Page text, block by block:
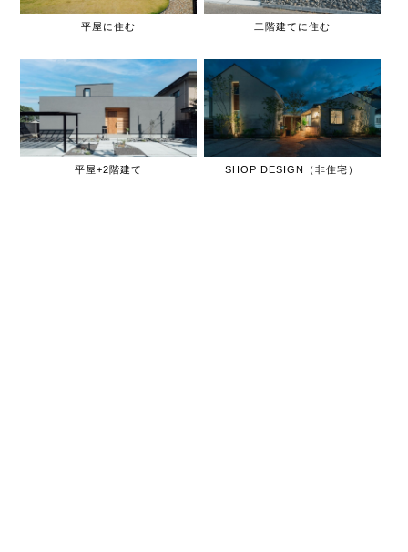
平屋に住む 二階建てに住む
平屋+2階建て SHOP DESIGN（非住宅）